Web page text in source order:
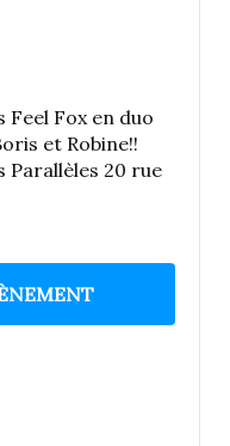
Fox en duo
et Robine!!
Parallèles 20 rue